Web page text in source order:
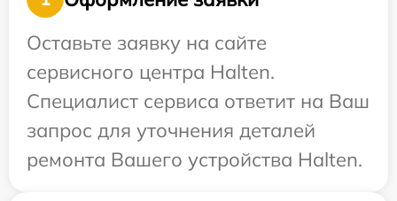
Оставьте заявку на сайте
сервисного центра Halten.
Специалист сервиса ответит на Ваш
запрос для уточнения деталей
ремонта Вашего устройства Halten.